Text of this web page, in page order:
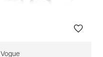
Vogue